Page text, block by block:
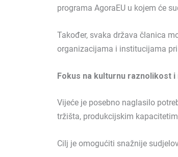
programa AgoraEU u kojem će
Također, svaka država članica
organizacijama i institucijama
Fokus na kulturnu raznolikost
Vijeće je posebno naglasilo
tržišta, produkcijskim
Cilj je omogućiti snažnije